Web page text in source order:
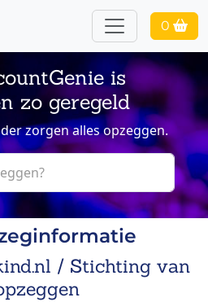
0
is
zo geregeld
zorgen alles opzeggen.
/ Stichting van